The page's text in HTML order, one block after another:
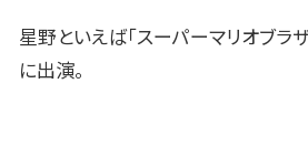
星野といえば「スーパーマリオブラ
に出演。